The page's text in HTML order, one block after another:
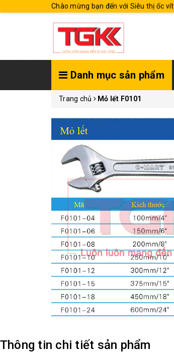
Chào mừng bạn đến với Siêu thị ốc vít
Danh mục sản phẩm
Trang chủ Mỏ lết F0101
Thông tin chi tiết sản phẩm